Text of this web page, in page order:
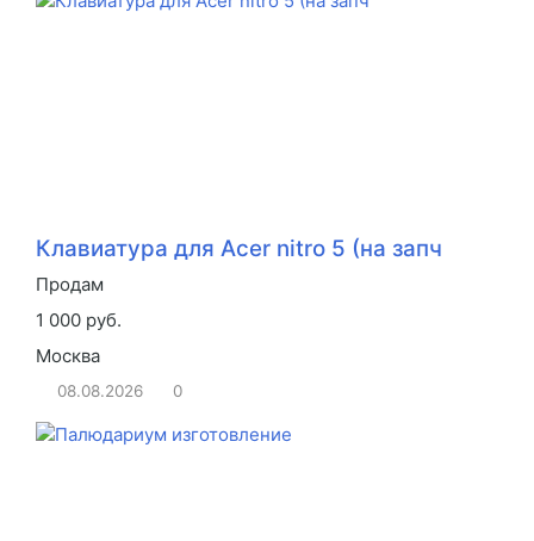
Клавиатура для Acer nitro 5 (на запч
Продам
1 000 руб.
Москва
08.08.2026 0